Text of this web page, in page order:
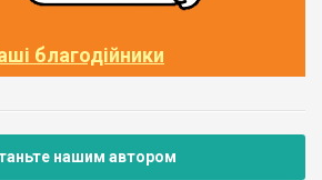
благодійники
нашим автором